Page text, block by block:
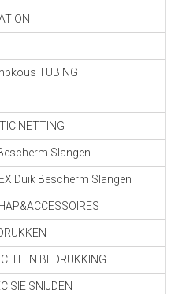
TUBING
NETTING
Slangen
Duik Bescherm Slangen
BEDRUKKING
SNIJDEN